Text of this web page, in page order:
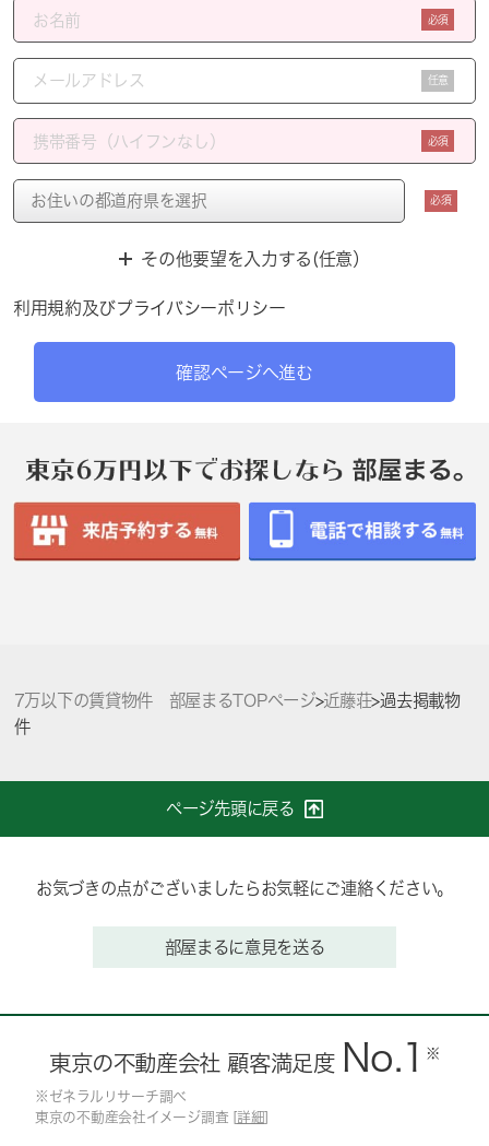
必須
任意
必須
必須
その他要望を入力する(任意）
利用規約及びプライバシーポリシー
確認ページへ進む
7万以下の賃貸物件 部屋まるTOPページ>近藤荘>過去掲載物
件
ページ先頭に戻る
お気づきの点がございましたらお気軽にご連絡ください。
部屋まるに意見を送る
東京の不動産会社 顧客満足度 No.1 ※
※ゼネラルリサーチ調べ
東京の不動産会社イメージ調査 [ 詳細